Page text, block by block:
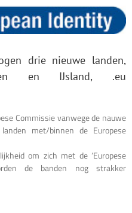
drie nieuwe landen,
en IJsland, .eu
Commissie vanwege de nauwe
met/binnen de Europese
om zich met de ‘Europese
de banden nog strakker